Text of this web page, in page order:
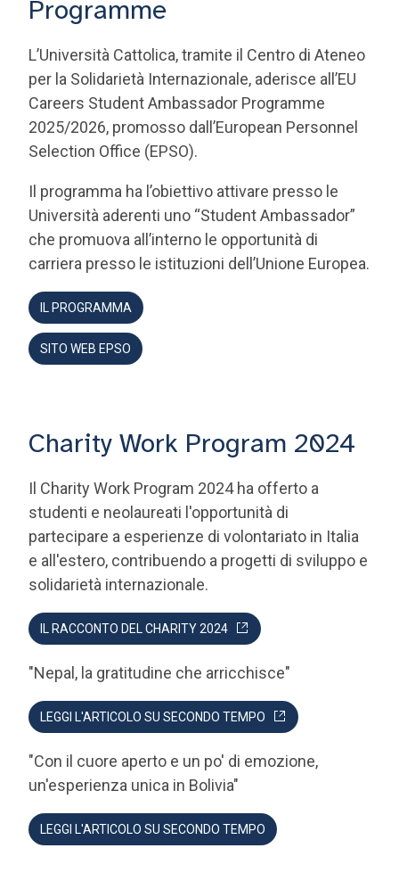
L’Università Cattolica, tramite il Centro di Ateneo
Careers Student Ambassador Programme
2025/2026, promosso dall’European Personnel
Selection Office (EPSO).
Il programma ha l’obiettivo attivare presso le
che promuova all’interno le opportunità di
carriera presso le istituzioni dell’Unione Europea.
IL PROGRAMMA
SITO WEB EPSO
Il Charity Work Program 2024 ha offerto a
partecipare a esperienze di volontariato in Italia
e all'estero, contribuendo a progetti di sviluppo e
solidarietà internazionale.
IL RACCONTO DEL CHARITY 2024
"Nepal, la gratitudine che arricchisce"
LEGGI L'ARTICOLO SU SECONDO TEMPO
"Con il cuore aperto e un po' di emozione,
LEGGI L'ARTICOLO SU SECONDO TEMPO